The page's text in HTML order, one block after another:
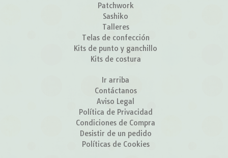
Patchwork
Sashiko
Talleres
Telas de confección
Kits de punto y ganchillo
Kits de costura
Ir arriba
Contáctanos
Aviso Legal
Política de Privacidad
Condiciones de Compra
Desistir de un pedido
Políticas de Cookies